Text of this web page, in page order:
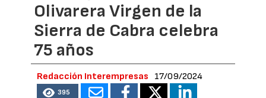
Olivarera Virgen de la
Sierra de Cabra celebra
75 años
Redacción Interempresas 17/09/2024
395